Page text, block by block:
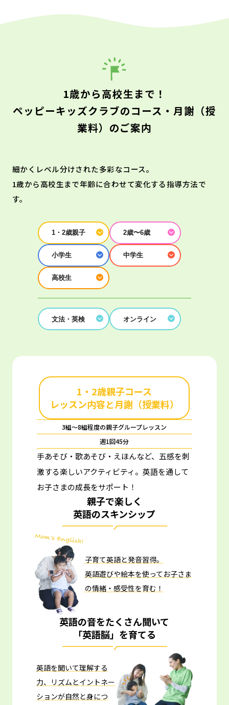
1歳から高校生まで！
ペッピーキッズクラブのコース・月謝（授
業料）のご案内
細かくレベル分けされた多彩なコース。
1歳から高校生まで年齢に合わせて変化する指導方法で
す。
1・2歳親子 2歳〜6歳
小学生 中学生
高校生
文法・英検 オンライン
1・2歳親子コース
レッスン内容と月謝（授業料）
3組～8組程度の親子グループレッスン
週1回45分
手あそび・歌あそび・えほんなど、五感を刺
激する楽しいアクティビティ。 英語を通して
お子さまの成長をサポート！
親子で楽しく
英語のスキンシップ
子育て英語と発音習得。
英語遊びや絵本を使ってお子さま
の情緒・感受性を育む！
英語の音をたくさん聞いて
「英語脳」を育てる
英語を聞いて理解する
力、リズムとイントネー
ションが自然と身につ